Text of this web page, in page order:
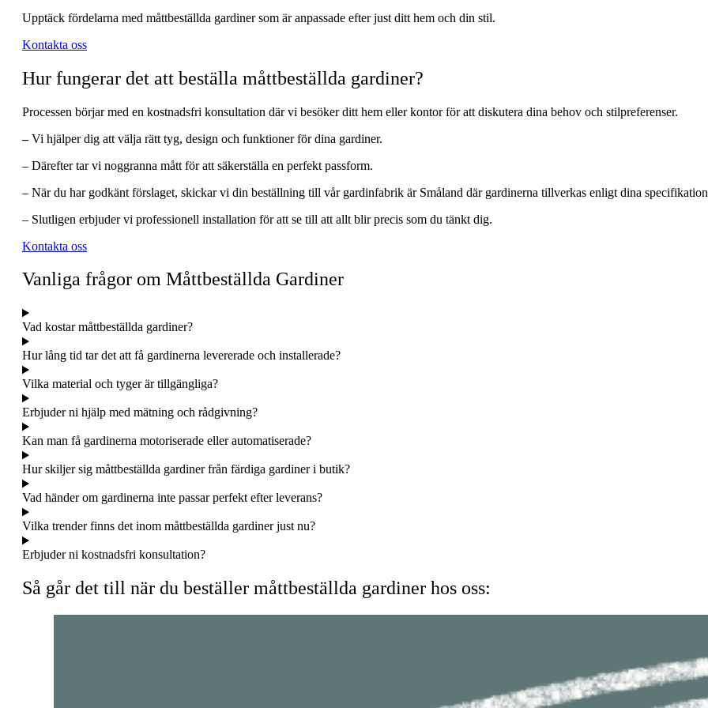
Upptäck fördelarna med måttbeställda gardiner som är anpassade efter just ditt hem och din stil.
Kontakta oss
Hur fungerar det att beställa måttbeställda gardiner?
Processen börjar med en kostnadsfri konsultation där vi besöker ditt hem eller kontor för att diskutera dina behov och stilpreferenser.
–Vi hjälper dig att välja rätt tyg, design och funktioner för dina gardiner.
– Därefter tar vi noggranna mått för att säkerställa en perfekt passform.
– När du har godkänt förslaget, skickar vi din beställning till vår gardinfabrik är Småland där gardinerna tillverkas enligt dina
– Slutligen erbjuder vi professionell installation för att se till att allt blir precis som du tänkt dig.
Kontakta oss
Vanliga frågor om Måttbeställda Gardiner
Vad kostar måttbeställda gardiner?
Hur lång tid tar det att få gardinerna levererade och installerade?
Vilka material och tyger är tillgängliga?
Erbjuder ni hjälp med mätning och rådgivning?
Kan man få gardinerna motoriserade eller automatiserade?
Hur skiljer sig måttbeställda gardiner från färdiga gardiner i butik?
Vad händer om gardinerna inte passar perfekt efter leverans?
Vilka trender finns det inom måttbeställda gardiner just nu?
Erbjuder ni kostnadsfri konsultation?
Så går det till när du beställer måttbeställda gardiner hos oss: